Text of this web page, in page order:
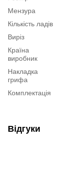
Мензура
Кількість ладів
Виріз
Країна
виробник
Накладка
грифа
Комплектація
Відгуки